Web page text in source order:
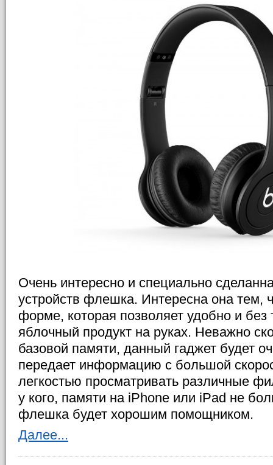
Очень интересно и специально
устройств флешка. Интересна она тем,
форме, которая позволяет удобно и без
яблочный продукт на руках. Неважно
базовой памяти, данный гаджет будет
передает информацию с большой
легкостью просматривать различные
у кого, памяти на iPhone или iPad не
флешка будет хорошим помощником.
Далее...